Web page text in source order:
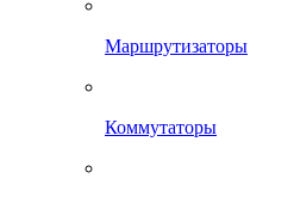
Маршрутизаторы
Коммутаторы